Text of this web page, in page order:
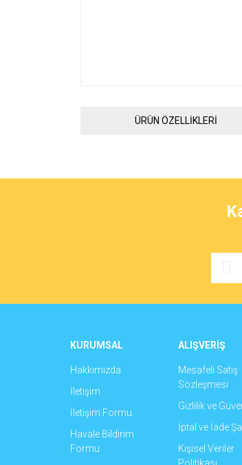
ÜRÜN ÖZELLİKLERİ
Ürün resmi kalitesiz, bozuk veya
KURUMSAL
Hakkımızda
İletişim
İletişim Formu
Havale Bildirim
Formu
ALIŞVERİŞ
Mesafeli Satış
Sözleşmesi
Gizlilik ve
İptal ve İade
Kişisel Veriler